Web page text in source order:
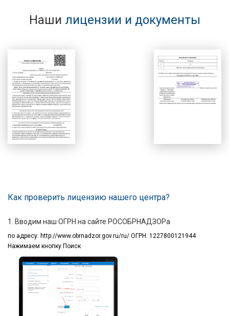
Наши лицензии и документы
Как проверить лицензию нашего центра?
1. Вводим наш ОГРН на сайте РОСОБРНАДЗОРа
по адресу: http://www.obrnadzor.gov.ru/ru/ ОГРН: 1227800121944
Нажимаем кнопку Поиск